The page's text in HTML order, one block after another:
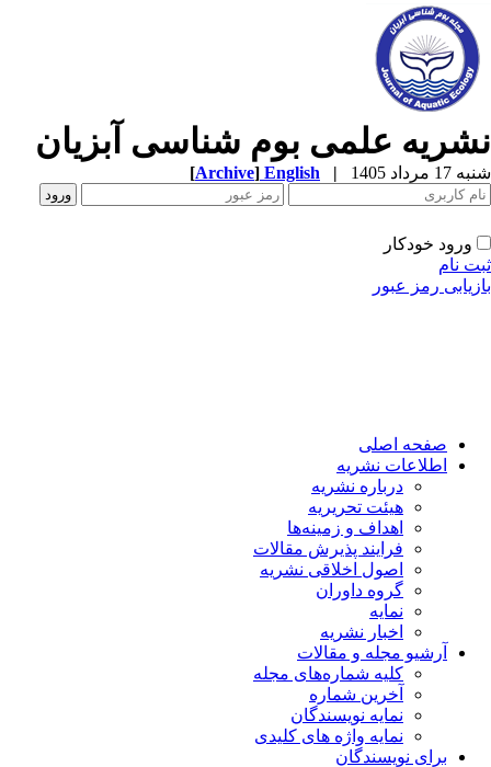
علمی بوم شناسی آبزیان
مرداد 1405 |
English
[Archive]
ورود خودکار
نام
رمز عبور
صفحه اصلی
اطلاعات نشریه
درباره نشریه
هیئت تحریریه
اهداف و زمینه‌ها
فرایند پذیرش مقالات
اصول اخلاقی نشریه
گروه داوران
نمایه
اخبار نشریه
آرشیو مجله و مقالات
کلیه شماره‌های مجله
آخرین شماره
نمایه نویسندگان
نمایه واژه های کلیدی
برای نویسندگان